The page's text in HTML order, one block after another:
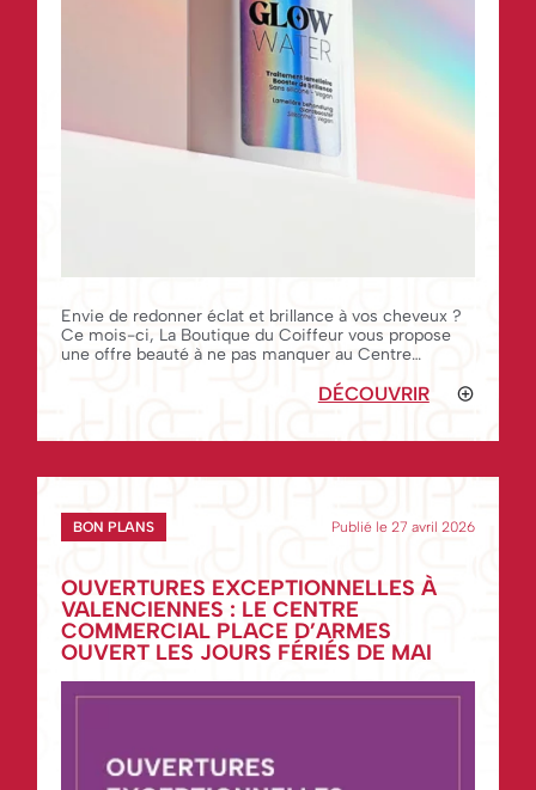
Envie de redonner éclat et brillance à vos cheveux ?
Ce mois-ci, La Boutique du Coiffeur vous propose
une offre beauté à ne pas manquer au Centre
de Kerasoin Professionnel, un traitement lamel
DÉCOUVRIR
BON PLANS Publié le 27 avril 2026
OUVERTURES EXCEPTIONNELLES À
VALENCIENNES : LE CENTRE
COMMERCIAL PLACE D’ARMES
OUVERT LES JOURS FÉRIÉS DE MAI